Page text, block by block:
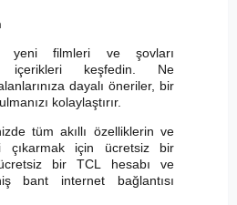
yeni filmleri ve şovları
içerikleri keşfedin. Ne
dayalı öneriler, bir
kolaylaştırır.
tüm akıllı özelliklerin ve
çıkarmak için ücretsiz bir
bir TCL hesabı ve
bant internet bağlantısı